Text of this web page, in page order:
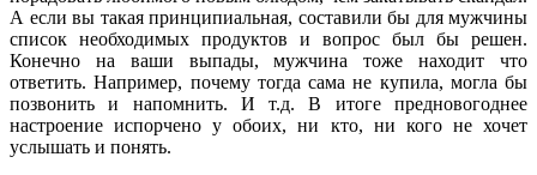
А если вы такая принципиальная, составили бы для мужчины
список необходимых продуктов и вопрос был бы решен.
Конечно на ваши выпады, мужчина тоже находит что
ответить. Например, почему тогда сама не купила, могла бы
позвонить и напомнить. И т.д. В итоге предновогоднее
настроение испорчено у обоих, ни кто, ни кого не хочет
услышать и понять.